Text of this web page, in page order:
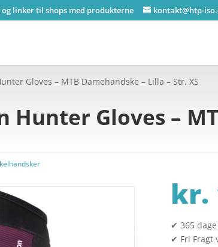
og linker til shops med produkterne kontakt@htp-
Gloves – MTB Damehandske – Lilla – Str. XS
Hunter Gloves –
kr.
✔ 365
✔ Fri Fragt